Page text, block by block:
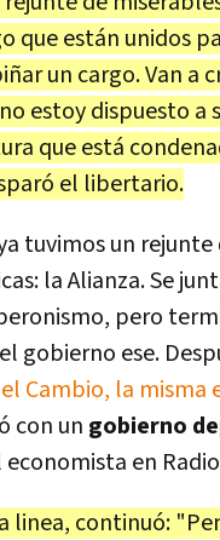
que están unidos
un cargo. Van a
estoy dispuesto a
que está
el libertario.
tuvimos un rejunte
la Alianza. Se
pero
gobierno ese.
Cambio, la misma
con un gobierno
en
linea, continuó: